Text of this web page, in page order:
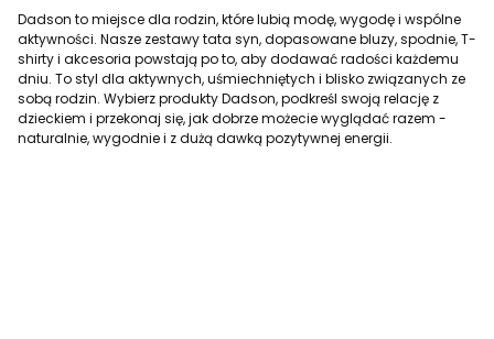
Dadson to miejsce dla rodzin, które lubią modę, wygodę i wspólne
aktywności. Nasze zestawy tata syn, dopasowane bluzy, spodnie, T-
shirty i akcesoria powstają po to, aby dodawać radości każdemu
dniu. To styl dla aktywnych, uśmiechniętych i blisko związanych ze
sobą rodzin. Wybierz produkty Dadson, podkreśl swoją relację z
dzieckiem i przekonaj się, jak dobrze możecie wyglądać razem -
naturalnie, wygodnie i z dużą dawką pozytywnej energii.